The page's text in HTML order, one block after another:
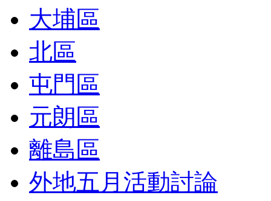
大埔區
北區
屯門區
元朗區
離島區
外地五月活動討論